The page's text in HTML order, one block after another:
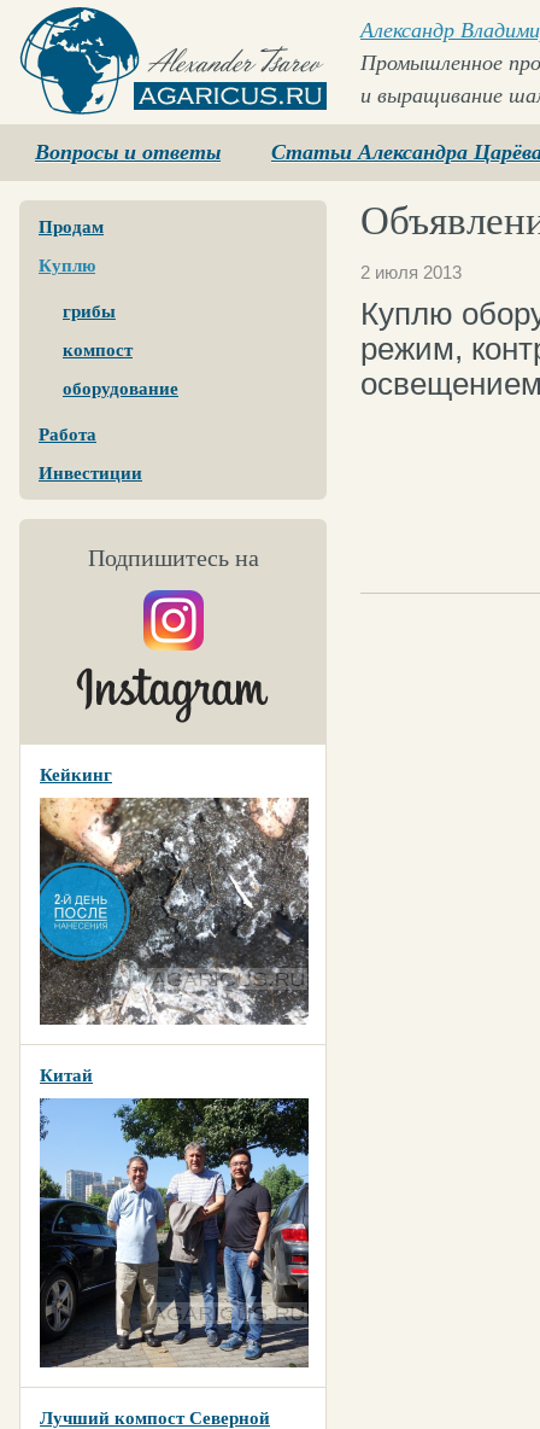
Agaricus.ru
Александр
Промышленное
и выращивание
Вопросы и ответы Статьи Александра
Продам
Куплю
грибы
компост
оборудование
Работа
Инвестиции
Подпишитесь на
Кейкинг
Китай
Лучший компост Северной
2 июля 2013
Куплю
режим,